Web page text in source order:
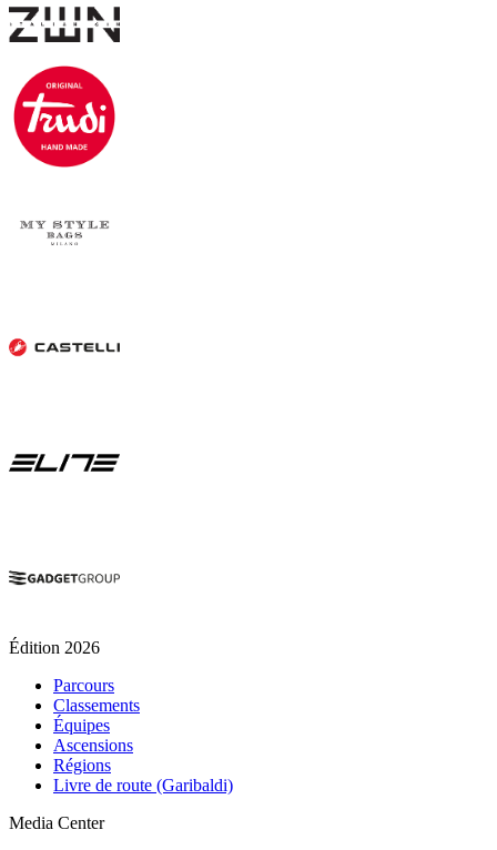
Édition 2026
Parcours
Classements
Équipes
Ascensions
Régions
Livre de route (Garibaldi)
Media Center